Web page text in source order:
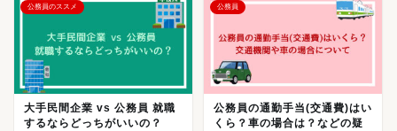
公務員のススメ
大手民間企業 vs 公務員 就職
するならどっちがいいの？
公務員
公務員の通勤手当(交通費)はい
くら？車の場合は？などの疑